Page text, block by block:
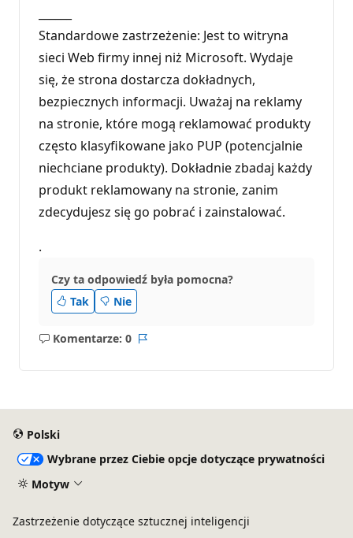
Standardowe zastrzeżenie: Jest to witryna
sieci Web firmy innej niż Microsoft. Wydaje
się, że strona dostarcza dokładnych,
bezpiecznych informacji. Uważaj na reklamy
na stronie, które mogą reklamować produkty
często klasyfikowane jako PUP (potencjalnie
niechciane produkty). Dokładnie zbadaj każdy
produkt reklamowany na stronie, zanim
zdecydujesz się go pobrać i zainstalować.
.
Czy ta odpowiedź była pomocna?
Tak
Nie
Komentarze: 0
Brak
Polski
Wybrane przez Ciebie opcje dotyczące prywatności
Motyw
Zastrzeżenie dotyczące sztucznej inteligencji